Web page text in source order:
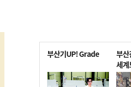
부산기UP! Grade
부
세계